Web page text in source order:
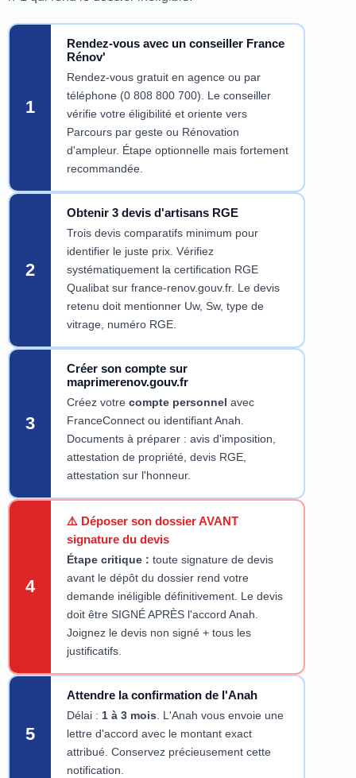
1
Rendez-vous avec un conseiller France
Rénov'
Rendez-vous gratuit en agence ou par
téléphone (0 808 800 700). Le conseiller
vérifie votre éligibilité et oriente vers
Parcours par geste ou Rénovation
d'ampleur. Étape optionnelle mais fortement
recommandée.
2
Obtenir 3 devis d'artisans RGE
Trois devis comparatifs minimum pour
identifier le juste prix. Vérifiez
systématiquement la certification RGE
Qualibat sur france-renov.gouv.fr. Le devis
retenu doit mentionner Uw, Sw, type de
vitrage, numéro RGE.
3
Créer son compte sur
maprimerenov.gouv.fr
Créez votre compte personnel avec
FranceConnect ou identifiant Anah.
Documents à préparer : avis d'imposition,
attestation de propriété, devis RGE,
attestation sur l'honneur.
4
⚠️ Déposer son dossier AVANT
signature du devis
Étape critique : toute signature de devis
avant le dépôt du dossier rend votre
demande inéligible définitivement. Le devis
doit être SIGNÉ APRÈS l'accord Anah.
Joignez le devis non signé + tous les
justificatifs.
5
Attendre la confirmation de l'Anah
Délai : 1 à 3 mois. L'Anah vous envoie une
lettre d'accord avec le montant exact
attribué. Conservez précieusement cette
notification.